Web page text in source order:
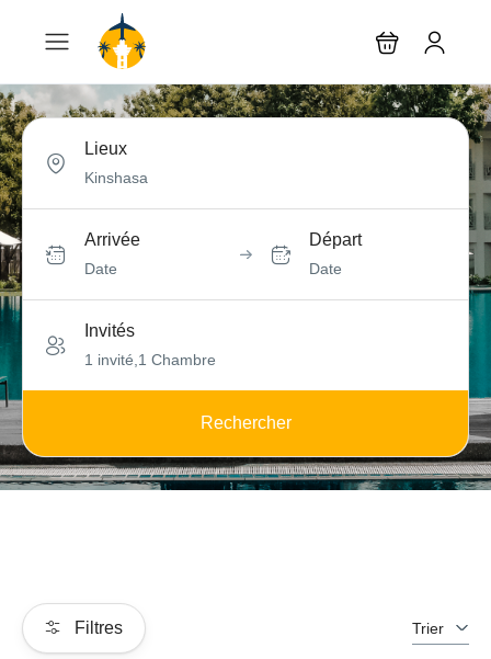
Lieux
Arrivée
Date
Départ
Date
Invités
1 invité,1 Chambre
Rechercher
Filtres Trier